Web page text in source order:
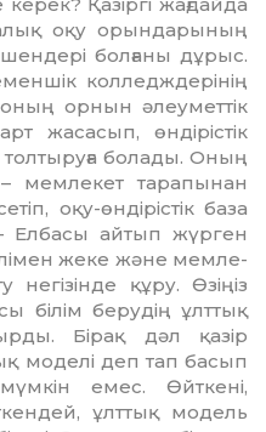
Қазіргі жағдайда
оқу орындарының
болғаны дұ­рыс.
кол­ледждерінің
оның орнын әлеуметтік
жасасып, өндірістік
толтыруға болады. Оның
мемлекет тарапынан
оқу-өндірістік база
Елбасы айтып жүрген
жеке және мем­ле­
негізінде құру. Өзіңіз
білім берудің ұлттық
Бірақ дәл қазір
моделі деп тап басып
емес. Өйткені,
ұлттық модель